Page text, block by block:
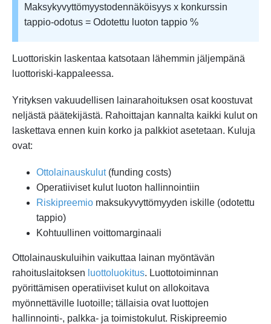
Maksykyvyttömyystodennäköisyys x konkurssin
tappio-odotus = Odotettu luoton tappio %
Luottoriskin laskentaa katsotaan lähemmin jäljempänä
luottoriski-kappaleessa.
Yrityksen vakuudellisen lainarahoituksen osat koostuvat
neljästä päätekijästä. Rahoittajan kannalta kaikki kulut on
laskettava ennen kuin korko ja palkkiot asetetaan. Kuluja
ovat:
Ottolainauskulut(funding costs)
Operatiiviset kulut luoton hallinnointiin
Riskipreemio maksukyvyttömyyden iskille (odotettu
tappio)
Kohtuullinen voittomarginaali
Ottolainauskuluihin vaikuttaa lainan myöntävän
rahoituslaitoksen luottoluokitus. Luottotoiminnan
pyörittämisen operatiiviset kulut on allokoitava
myönnettäville luotoille; tällaisia ovat luottojen
hallinnointi-, palkka- ja toimistokulut. Riskipreemio